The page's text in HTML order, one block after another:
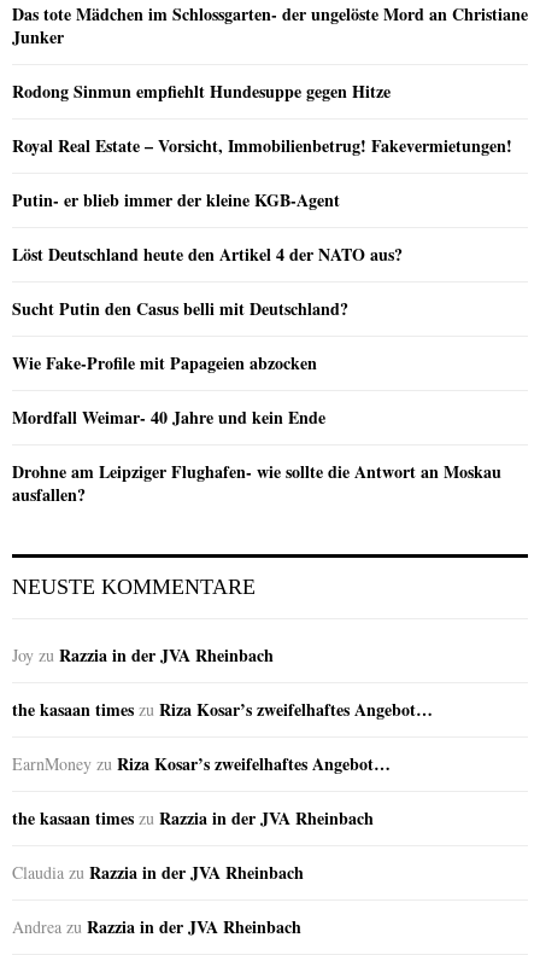
Das tote Mädchen im Schlossgarten- der ungelöste Mord an Christiane
Junker
Rodong Sinmun empfiehlt Hundesuppe gegen Hitze
Royal Real Estate – Vorsicht, Immobilienbetrug! Fakevermietungen!
Putin- er blieb immer der kleine KGB-Agent
Löst Deutschland heute den Artikel 4 der NATO aus?
Sucht Putin den Casus belli mit Deutschland?
Wie Fake-Profile mit Papageien abzocken
Mordfall Weimar- 40 Jahre und kein Ende
Drohne am Leipziger Flughafen- wie sollte die Antwort an Moskau
ausfallen?
NEUSTE KOMMENTARE
Joy zu Razzia in der JVA Rheinbach
the kasaan times zu Riza Kosar’s zweifelhaftes Angebot…
EarnMoney zu Riza Kosar’s zweifelhaftes Angebot…
the kasaan times zu Razzia in der JVA Rheinbach
Claudia zu Razzia in der JVA Rheinbach
Andrea zu Razzia in der JVA Rheinbach